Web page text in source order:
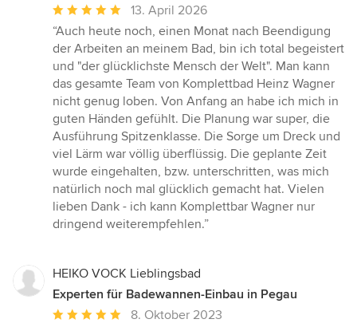
Durchschnittliche
Bewertung:
5
von
5
Sternen
13. April 2026
“Auch heute noch, einen Monat nach Beendigung
der Arbeiten an meinem Bad, bin ich total begeistert
und "der glücklichste Mensch der Welt". Man kann
das gesamte Team von Komplettbad Heinz Wagner
nicht genug loben. Von Anfang an habe ich mich in
guten Händen gefühlt. Die Planung war super, die
Ausführung Spitzenklasse. Die Sorge um Dreck und
viel Lärm war völlig überflüssig. Die geplante Zeit
wurde eingehalten, bzw. unterschritten, was mich
natürlich noch mal glücklich gemacht hat. Vielen
lieben Dank - ich kann Komplettbar Wagner nur
dringend weiterempfehlen.”
HEIKO VOCK Lieblingsbad
Experten für Badewannen-Einbau in Pegau
Durchschnittliche8. Oktober 2023